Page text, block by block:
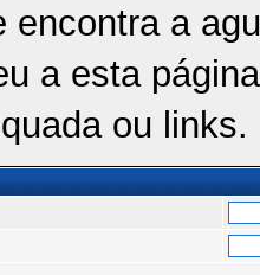
encontra a
a esta
ou links.